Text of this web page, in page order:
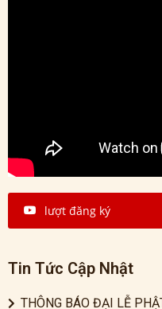
lượt đăng ký
Tin Tức Cập Nhật
THÔNG BÁO ĐẠI LỄ